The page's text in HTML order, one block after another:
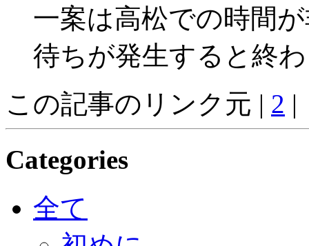
一案は高松での時間
待ちが発生すると終
この記事のリンク元 | 2 |
Categories
全て